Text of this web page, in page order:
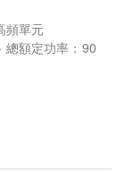
頻單元
總額定功率：90